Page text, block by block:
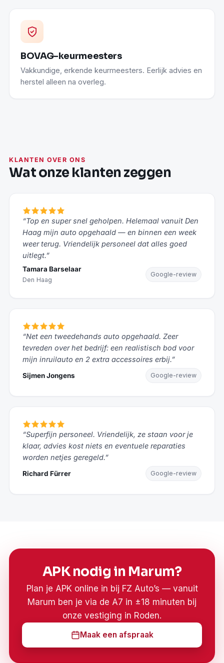
BOVAG-keurmeesters
Vakkundige, erkende keurmeesters. Eerlijk advies en
herstel alleen na overleg.
KLANTEN OVER ONS
Wat onze klanten zeggen
“Top en super snel geholpen. Helemaal vanuit Den
Haag mijn auto opgehaald — en binnen een week
weer terug. Vriendelijk personeel dat alles goed
uitlegt.”
Tamara Barselaar
Den Haag
Google-review
“Net een tweedehands auto opgehaald. Zeer
tevreden over het bedrijf: een realistisch bod voor
mijn inruilauto en 2 extra accessoires erbij.”
Sijmen Jongens Google-review
“Superfijn personeel. Vriendelijk, ze staan voor je
klaar, advies kost niets en eventuele reparaties
worden netjes geregeld.”
Richard Fürrer Google-review
APK nodig in Marum?
Plan je APK online in bij FZ Auto’s — vanuit
Marum ben je via de A7 in ±18 minuten bij
onze vestiging in Roden.
Maak een afspraak